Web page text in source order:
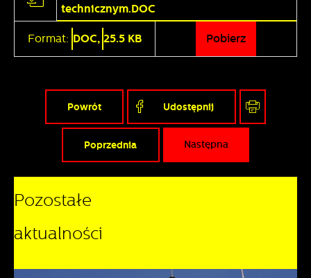
technicznym.DOC
Format: DOC, 25.5 KB Pobierz
Powrót Udostępnij
Poprzednia Następna
Pozostałe
aktualności